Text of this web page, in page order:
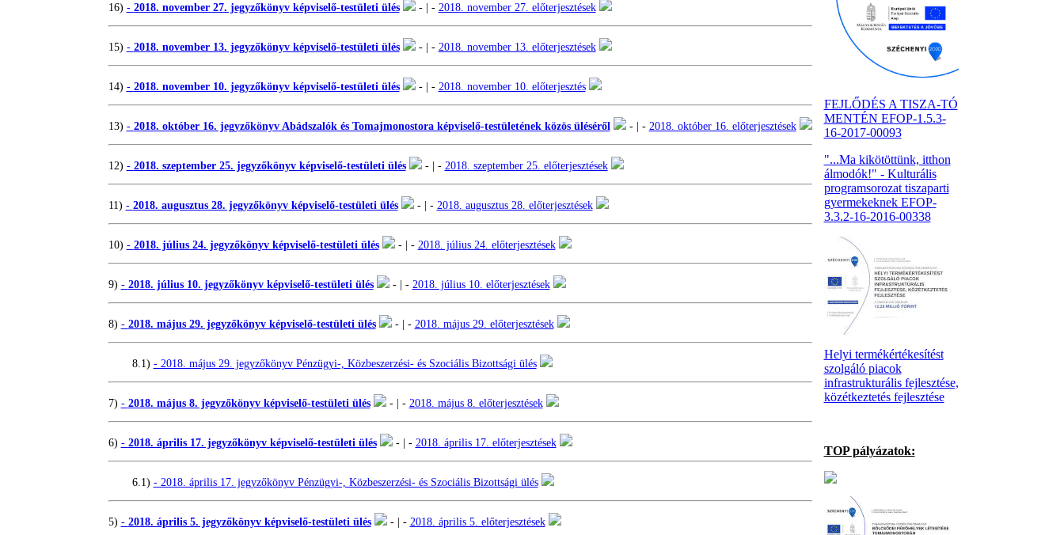
16) - 2018. november 27. jegyzőkönyv képviselő-testületi ülés - | - 2018. november 27. előterjesztések
15) - 2018. november 13. jegyzőkönyv képviselő-testületi ülés - | - 2018. november 13. előterjesztések
14) - 2018. november 10. jegyzőkönyv képviselő-testületi ülés - | - 2018. november 10. előterjesztés
13) - 2018. október 16. jegyzőkönyv Abádszalók és Tomajmonostora képviselő-testületének közös üléséről - | - 2018. október 16. előterjesztések
12) - 2018. szeptember 25. jegyzőkönyv képviselő-testületi ülés - | - 2018. szeptember 25. előterjesztések
11) - 2018. augusztus 28. jegyzőkönyv képviselő-testületi ülés - | - 2018. augusztus 28. előterjesztések
10) - 2018. július 24. jegyzőkönyv képviselő-testületi ülés - | - 2018. július 24. előterjesztések
9) - 2018. július 10. jegyzőkönyv képviselő-testületi ülés - | - 2018. július 10. előterjesztések
8) - 2018. május 29. jegyzőkönyv képviselő-testületi ülés - | - 2018. május 29. előterjesztések
8.1) - 2018. május 29. jegyzőkönyv Pénzügyi-, Közbeszerzési- és Szociális Bizottsági ülés
7) - 2018. május 8. jegyzőkönyv képviselő-testületi ülés - | - 2018. május 8. előterjesztések
6) - 2018. április 17. jegyzőkönyv képviselő-testületi ülés - | - 2018. április 17. előterjesztések
6.1) - 2018. április 17. jegyzőkönyv Pénzügyi-, Közbeszerzési- és Szociális Bizottsági ülés
5) - 2018. április 5. jegyzőkönyv képviselő-testületi ülés - | - 2018. április 5. előterjesztések
FEJLŐDÉS A TISZA-TÓ
MENTÉN EFOP-1.5.3-
16-2017-00093
"...Ma kikötöttünk, itthon
álmodók!" - Kulturális
programsorozat tiszaparti
gyermekeknek EFOP-
3.3.2-16-2016-00338
Helyi termékértékesítést
szolgáló piacok
infrastrukturális fejlesztése,
közétkeztetés fejlesztése
TOP pályázatok: